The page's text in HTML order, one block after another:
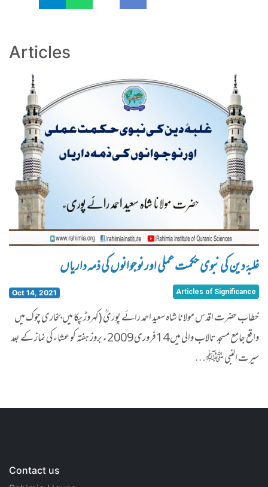
Articles
غلبۂ دین کی نبوی حکمت عملی اور نوجوانوں کی ذمہ داریاں
Oct 14, 2021 Articles of Significance
خطاب حضرت اقدس مولانا شاہ سعید احمد رائے پوریؒ (کہروڑ پکا میں بخاری چوک میں
واقع جامع مسجد تالاب والی میں 14فروری 2009ء بروز ہفتہ کو عشاء کی نماز کے بعد
سیرت النبی ﷺ…
Contact us